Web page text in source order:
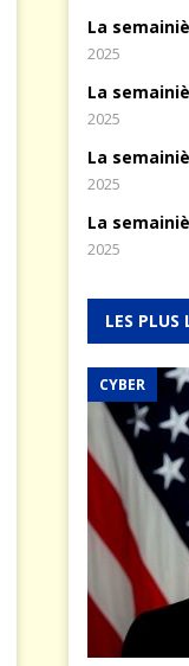
La
2025
La
2025
La
2025
La
2025
LES PLUS
CYBER